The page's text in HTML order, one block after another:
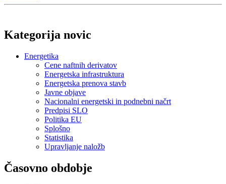
Kategorija novic
Energetika
Cene naftnih derivatov
Energetska infrastruktura
Energetska prenova stavb
Javne objave
Nacionalni energetski in podnebni načrt
Predpisi SLO
Politika EU
Splošno
Statistika
Upravljanje naložb
Časovno obdobje